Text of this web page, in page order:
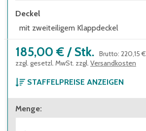
Deckel
mit zweiteiligem Klappdeckel
185,00 € / Stk. Brutto: 220,15 €
zzgl. gesetzl. MwSt. zzgl. Versandkosten
STAFFELPREISE ANZEIGEN
ab 1 Stück
185,00 €
Menge: